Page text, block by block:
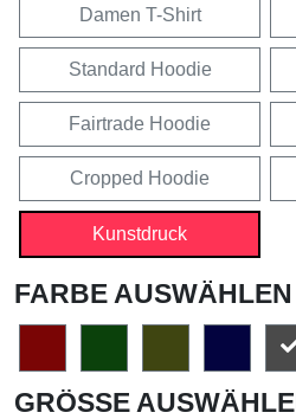
Damen T-Shirt
Standard Hoodie
Fairtrade Hoodie
Cropped Hoodie
Kunstdruck
FARBE AUSWÄHLEN
GRÖSSE AUSWÄHLEN